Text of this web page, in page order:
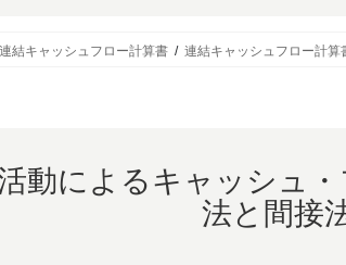
連結キャッシュフロー計算書 連結キャッシュフロー計算
動によるキャッシュ
法と間接